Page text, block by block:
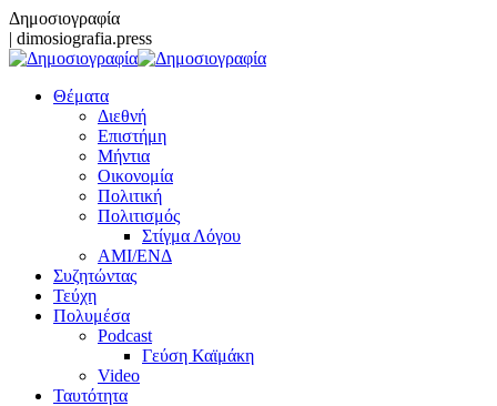
Δημοσιογραφία
| dimosiografia.press
Θέματα
Διεθνή
Επιστήμη
Μήντια
Οικονομία
Πολιτική
Πολιτισμός
Στίγμα Λόγου
AMI/ΕΝΔ
Συζητώντας
Τεύχη
Πολυμέσα
Podcast
Γεύση Καϊμάκη
Video
Ταυτότητα